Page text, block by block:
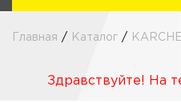
Главная / Каталог /
Здравствуйте! На